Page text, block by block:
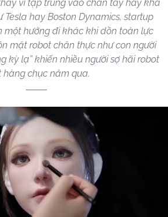
vì tập trung vào chân tay hay khả
Tesla hay Boston Dynamics, startup
một hướng đi khác khi dồn toàn lực
mặt robot chân thực như con người
kỳ lạ” khiến nhiều người sợ hãi robot
hàng chục năm qua.